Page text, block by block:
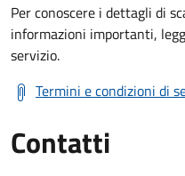
Per conoscere i dettagli di
informazioni importanti,
servizio.
Termini e condizioni di
Contatti